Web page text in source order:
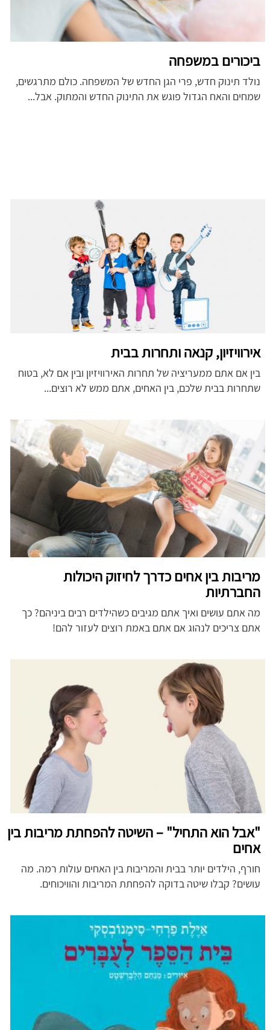
ביכורים במשפחה
נולד תינוק חדש, פרי הגן החדש של המשפחה. כולם מתרגשים,
שמחים והאח הגדול פוגש את התינוק החדש והמתוק. אבל...
אירוויזיון, קנאה ותחרות בבית
בין אם אתם ממעריציה של תחרות האירוויזיון ובין אם לא, בטוח
שתחרות בבית שלכם, בין האחים, אתם ממש לא רוצים...
מריבות בין אחים כדרך לחיזוק היכולות
החברתיות
מה אתם עושים ואיך אתם מגיבים כשהילדים רבים ביניהם? כך
אתם צריכים לנהוג אם אתם באמת רוצים לעזור להם!
"אבל הוא התחיל" – השיטה להפחתת מריבות בין
אחים
חורף, הילדים יותר בבית והמריבות בין האחים עולות רמה. מה
עושים? קבלו שיטה בדוקה להפחתת המריבות והוויכוחים.